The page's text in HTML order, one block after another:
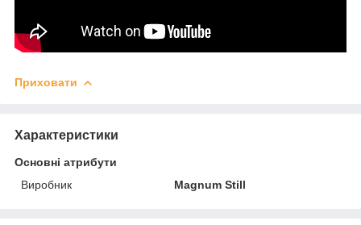
Приховати
Характеристики
Основні атрибути
Виробник
Magnum Still